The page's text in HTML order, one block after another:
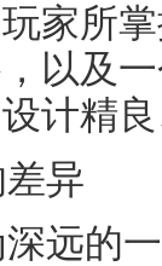
家所
以及
计精
异
远的